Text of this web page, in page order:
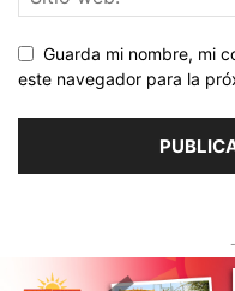
Guarda mi nombre, mi
este navegador para la